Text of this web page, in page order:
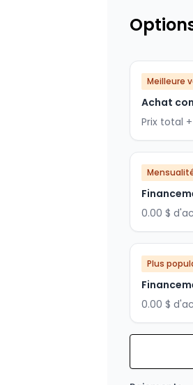
Meilleure
Achat
Prix total
0.00 $
Plus
0.00 $